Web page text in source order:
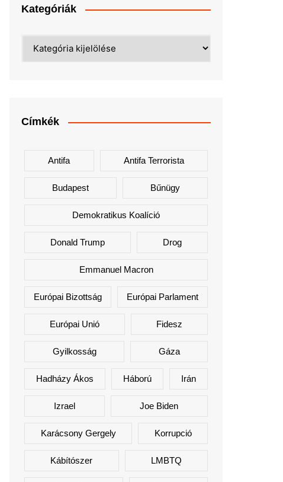
Kategóriák
Címkék
Antifa Antifa Terrorista
Budapest Bűnügy
Demokratikus Koalíció
Donald Trump Drog
Emmanuel Macron
Európai Bizottság Európai Parlament
Európai Unió Fidesz
Gyilkosság Gáza
Hadházy Ákos Háború Irán
Izrael Joe Biden
Karácsony Gergely Korrupció
Kábítószer LMBTQ